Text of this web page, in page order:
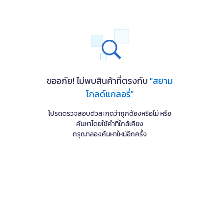
ขออภัย! ไม่พบสินค้าที่ตรงกับ"สยาม
โกลด์แกลอรี่"
โปรดตรวจสอบตัวสะกดว่าถูกต้องหรือไม่ หรือ
ค้นหาโดยใช้คำที่ใกล้เคียง
กรุณาลองค้นหาใหม่อีกครั้ง